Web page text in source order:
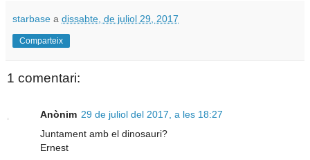
starbase a dissabte, de juliol 29, 2017
Comparteix
1 comentari:
Anònim 29 de juliol del 2017, a les 18:27
Juntament amb el dinosauri?
Ernest